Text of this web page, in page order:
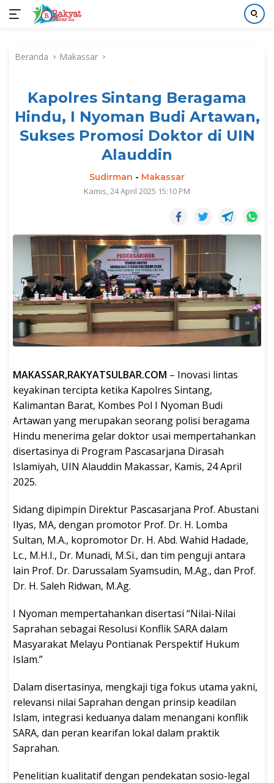
kontenBeranda Makassar
Kapolres Sintang Beragama
Hindu, I Nyoman Budi Artawan,
Sukses Promosi Doktor di UIN
Alauddin
Sudirman - Makassar
Kamis, 24 April 2025 15:10 PM
MAKASSAR,RAKYATSULBAR.COM – Inovasi lintas
keyakinan tercipta ketika Kapolres Sintang,
Kalimantan Barat, Kombes Pol I Nyoman Budi
Artawan yang merupakan seorang polisi beragama
Hindu menerima gelar doktor usai mempertahankan
disertasinya di Program Pascasarjana Dirasah
Islamiyah, UIN Alauddin Makassar, Kamis, 24 April
2025.
Sidang dipimpin Direktur Pascasarjana Prof. Abustani
Ilyas, MA, dengan promotor Prof. Dr. H. Lomba
Sultan, M.A., kopromotor Dr. H. Abd. Wahid Hadade,
Lc., M.H.I., Dr. Munadi, M.Si., dan tim penguji antara
lain Prof. Dr. Darussalam Syamsudin, M.Ag., dan Prof.
Dr. H. Saleh Ridwan, M.Ag.
I Nyoman mempertahankan disertasi “Nilai-Nilai
Saprahan sebagai Resolusi Konflik SARA dalam
Masyarakat Melayu Pontianak Perspektif Hukum
Islam.”
Dalam disertasinya, mengkaji tiga fokus utama yakni,
relevansi nilai Saprahan dengan prinsip keadilan
Islam, integrasi keduanya dalam menangani konflik
SARA, dan peran kearifan lokal dalam praktik
Saprahan.
Penelitian kualitatif dengan pendekatan sosio-legal